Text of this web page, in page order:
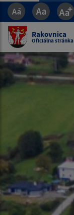
Rakovnica
Oficiálna stránka